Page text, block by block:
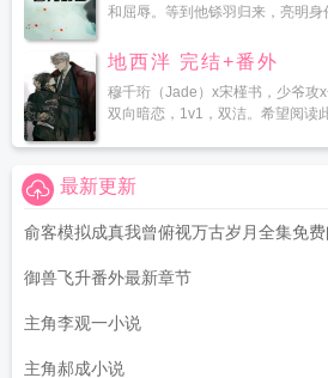
和屈辱。等到他铩羽归来，亮明身
地西泮 完结+番外
穆千珩（Jade）x宋槿书，少爷攻
双向暗恋，1v1，双洁。希望阅读
最新更新
俞客模拟成真我曾俯视万古岁月全集免
御兽飞升番外最新章节
主角李观一小说
主角郝成小说